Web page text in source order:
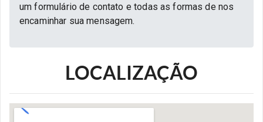
um formulário de contato e todas as formas de nos
encaminhar sua mensagem.
LOCALIZAÇÃO